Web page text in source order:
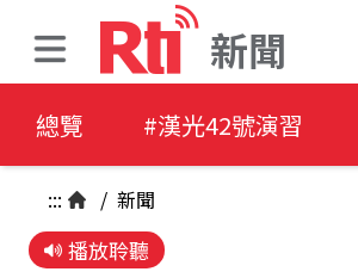
新聞
總覽 #漢光42號演習
::: / 新聞
播放聆聽